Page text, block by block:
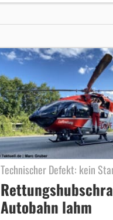
Technischer Defekt: kein
Autobahn lahm